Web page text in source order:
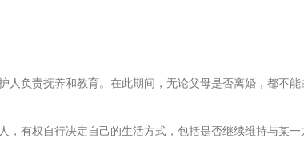
负责抚养和教育。在此期间，无论父母是否离婚，都不能
有权自行决定自己的生活方式，包括是否继续维持与某一